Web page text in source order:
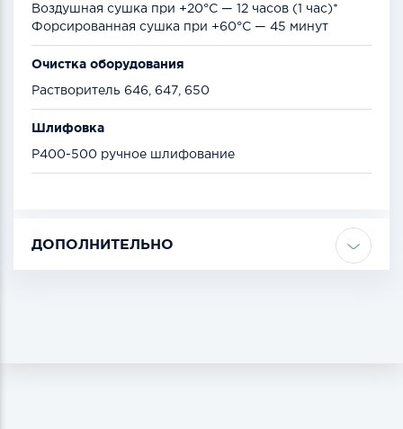
Воздушная сушка при +20°С — 12 часов (1 час)*
Форсированная сушка при +60°С — 45 минут
Очистка оборудования
Растворитель 646, 647, 650
Шлифовка
Р400-500 ручное шлифование
ДОПОЛНИТЕЛЬНО